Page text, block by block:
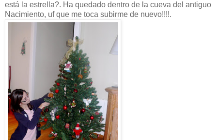
está la estrella?. Ha quedado dentro de la cueva del antiguo
Nacimiento, uf que me toca subirme de nuevo!!!!.